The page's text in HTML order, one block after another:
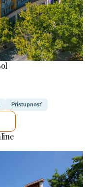
Prístupnosť